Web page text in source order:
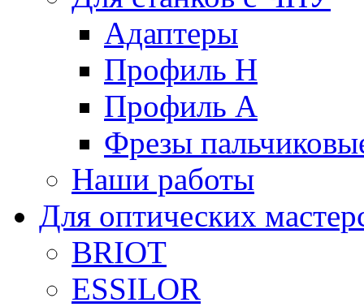
Адаптеры
Профиль H
Профиль А
Фрезы
Наши работы
Для оптических
BRIOT
ESSILOR